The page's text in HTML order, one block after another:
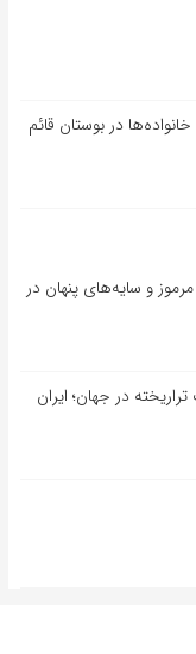
در بوستان قائم
و سایه‌های پنهان در
در جهان؛ ایران